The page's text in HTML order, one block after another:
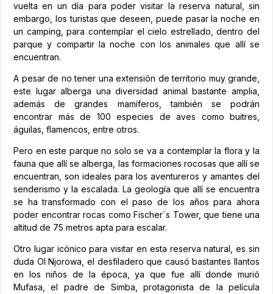
vuelta en un día para poder visitar la reserva natural, sin
embargo, los turistas que deseen, puede pasar la noche en
un camping, para contemplar el cielo estrellado, dentro del
parque y compartir la noche con los animales que allí se
encuentran.
A pesar de no tener una extensión de territorio muy grande,
este lugar alberga una diversidad animal bastante amplia,
además de grandes mamíferos, también se podrán
encontrar más de 100 especies de aves como buitres,
águilas, flamencos, entre otros.
Pero en este parque no solo se va a contemplar la flora y la
fauna que allí se alberga, las formaciones rocosas que allí se
encuentran, son ideales para los aventureros y amantes del
senderismo y la escalada. La geología que allí se encuentra
se ha transformado con el paso de los años para ahora
poder encontrar rocas como Fischer´s Tower, que tiene una
altitud de 75 metros apta para escalar.
Otro lugar icónico para visitar en esta reserva natural, es sin
duda Ol Njorowa, el desfiladero que causó bastantes llantos
en los niños de la época, ya que fue allí donde murió
Mufasa, el padre de Simba, protagonista de la película